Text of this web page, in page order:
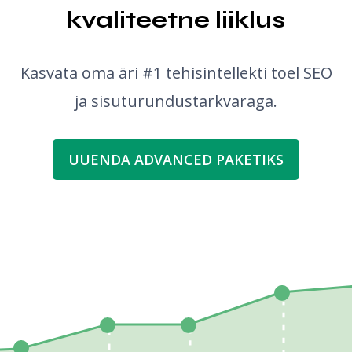
kvaliteetne liiklus
Kasvata oma äri #1 tehisintellekti toel SEO
ja sisuturundustarkvaraga.
UUENDA ADVANCED PAKETIKS